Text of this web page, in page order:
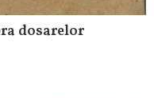
dosarelor